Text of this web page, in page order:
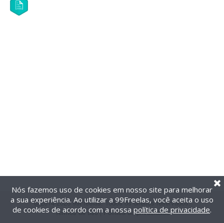
@2014-2026 99Freelas. Todos os direitos reservados.
Termos de uso| Política de privacidade
Nós fazemos uso de cookies em nosso site para melhorar
a sua experiência. Ao utilizar a 99Freelas, você aceita o uso
de cookies de acordo com a nossa política de privacidade.